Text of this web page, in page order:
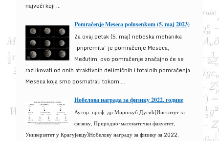
najveći koji ...
Pomračenje Meseca polusenkom (5. maj 2023)
Za ovaj petak (5. maj) nebeska mehanika
“pripremila” je pomračenje Meseca,
Međutim, ovo pomračenje značajno će se
razlikovati od onih atraktivnih delimičnih i totalnih pomračenja
Meseca koja smo posmatrali tokom ...
Нобелова награда за физику 2022. године
Аутор: проф. др Мирољуб Дугић(Институт за
физику, Природно-математички факултет,
Универзитет у Крагујевцу)Нобелову награду за физику за 2022.